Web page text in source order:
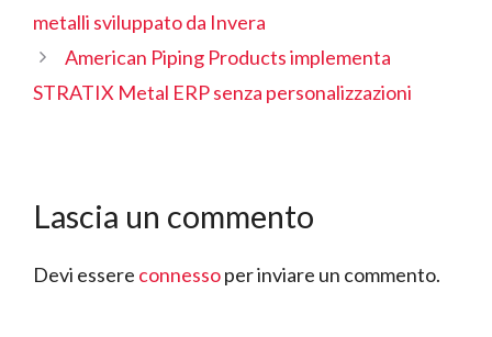
metalli sviluppato da Invera
American Piping Products implementa
STRATIX Metal ERP senza personalizzazioni
Lascia un commento
Devi essere connessoper inviare un commento.